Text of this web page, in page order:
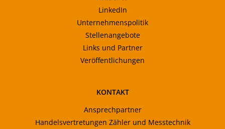
LinkedIn
Unternehmenspolitik
Stellenangebote
Links und Partner
Veröffentlichungen
KONTAKT
Ansprechpartner
Handelsvertretungen Zähler und Messtechnik